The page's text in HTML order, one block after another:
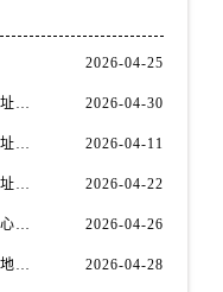
2026-04-25
2026最新亨得利腕表售后保养网点地址实地探访报告 2026-04-30
2026最新亨得利官方售后保养中心地址考察报告 2026-04-11
2026最新亨得利保养服务中心网点地址实地探访报告 2026-04-22
2026最新亨得利手表官方售后维修中心网点地址调研报告 2026-04-26
2026最新亨得利名表保养中心地址实地探访报告 2026-04-28